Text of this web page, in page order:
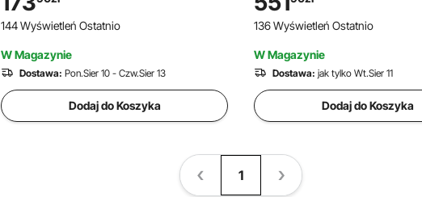
woltomierzem, wyświetlaczem LCD,
wyłącznikiem akumulatora, kompatybilny
z akumulatorami kwasowo-ołowiowymi,
do pojazdów UTV i ATV
144 Wyświetleń Ostatnio
W Magazynie
Dostawa: Pon.Sier 10 - Czw.Sier 13
Dodaj do Koszyka
woltomierzem, wyświetlaczem
wyłącznikiem akumulatora,
z akumulatorami litowymi, do
UTV i ATV
136 Wyświetleń Ostatnio
W Magazynie
Dostawa: jak tylko Wt.Sier 11
Dodaj do Koszyka
1